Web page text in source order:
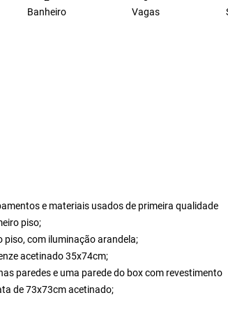
Banheiro
Vagas
e materiais usados de primeira qualidade
piso;
piso, com iluminação arandela;
acetinado 35x74cm;
paredes e uma parede do box com revestimento
de 73x73cm acetinado;